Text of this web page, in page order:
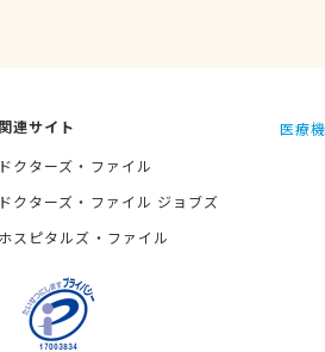
関連サイト
ドクターズ・ファイル
ドクターズ・ファイル ジョブズ
ホスピタルズ・ファイル
医療